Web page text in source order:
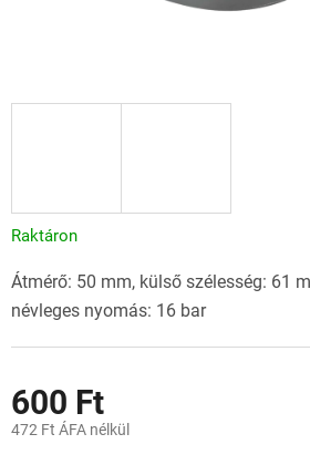
600 Ft
472 Ft ÁFA nélkül
Raktáron
Átmérő: 50 mm, külső szélesség: 61
névleges nyomás: 16 bar